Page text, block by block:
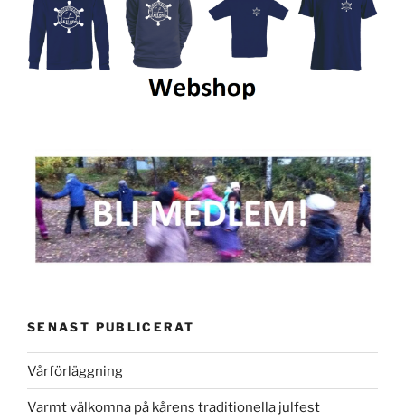
SENAST PUBLICERAT
Vårförläggning
Varmt välkomna på kårens traditionella julfest